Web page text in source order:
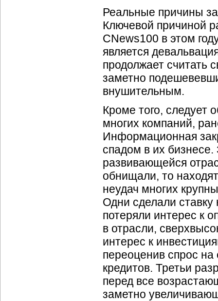
Реальные причины
Ключевой причиной
CNews100 в этом
является
продолжает считать
заметно
внушительным.
Кроме того, следует
многих компаний,
Информационная
спадом в их
развивающейся
обнищали, то
неудач многих
Одни сделали
потеряли интерес к
в отрасли,
интерес к
переоценив спрос на
кредитов. Третьи
перед все
заметно